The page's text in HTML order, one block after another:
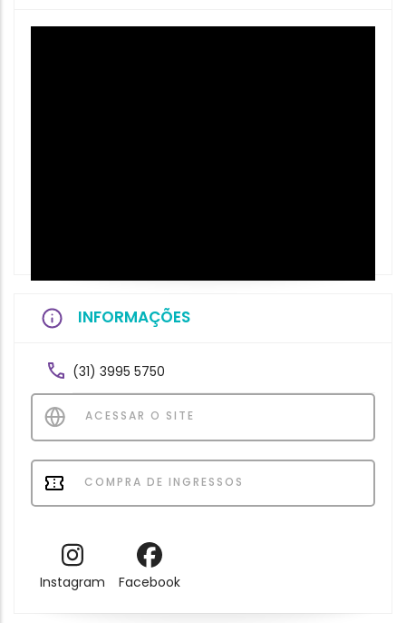
INFORMAÇÕES
(31) 3995 5750
ACESSAR O SITE
COMPRA DE INGRESSOS
Instagram Facebook